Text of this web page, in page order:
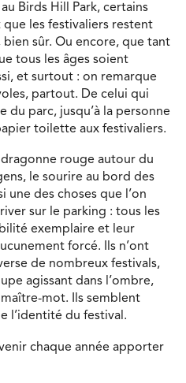
Birds Hill Park, certains
les festivaliers restent
sûr. Ou encore, que tant
tous les âges soient
et surtout : on remarque
partout. De celui qui
du parc, jusqu’à la personne
toilette aux festivaliers.
rouge autour du
le sourire au bord des
une des choses que l’on
sur le parking : tous les
exemplaire et leur
forcé. Ils n’ont
de nombreux festivals,
agissant dans l’ombre,
mot. Ils semblent
l’identité du festival.
chaque année apporter